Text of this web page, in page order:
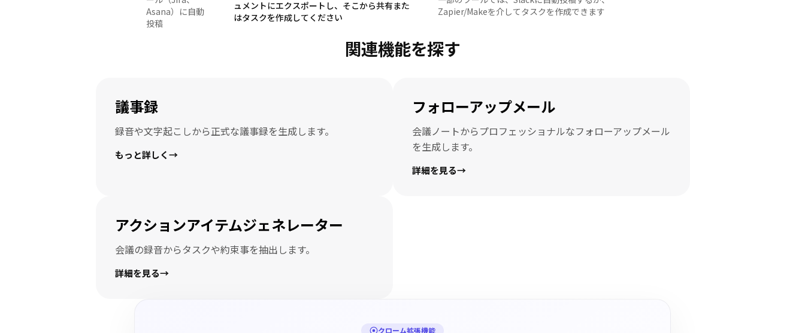
Asana）に自動
投稿
ュメントにエクスポートし、そこから共有また
はタスクを作成してください
Zapier/Makeを介してタスクを作成できます
関連機能を探す
議事録
録音や文字起こしから正式な議事録を生成します。
もっと詳しく→
フォローアップメール
会議ノートからプロフェッショナルなフォローアップメール
を生成します。
詳細を見る→
アクションアイテムジェネレーター
会議の録音からタスクや約束事を抽出します。
詳細を見る→
クローム拡張機能